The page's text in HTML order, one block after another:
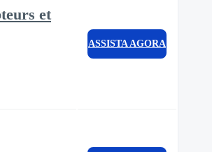
et
ASSISTA AGORA